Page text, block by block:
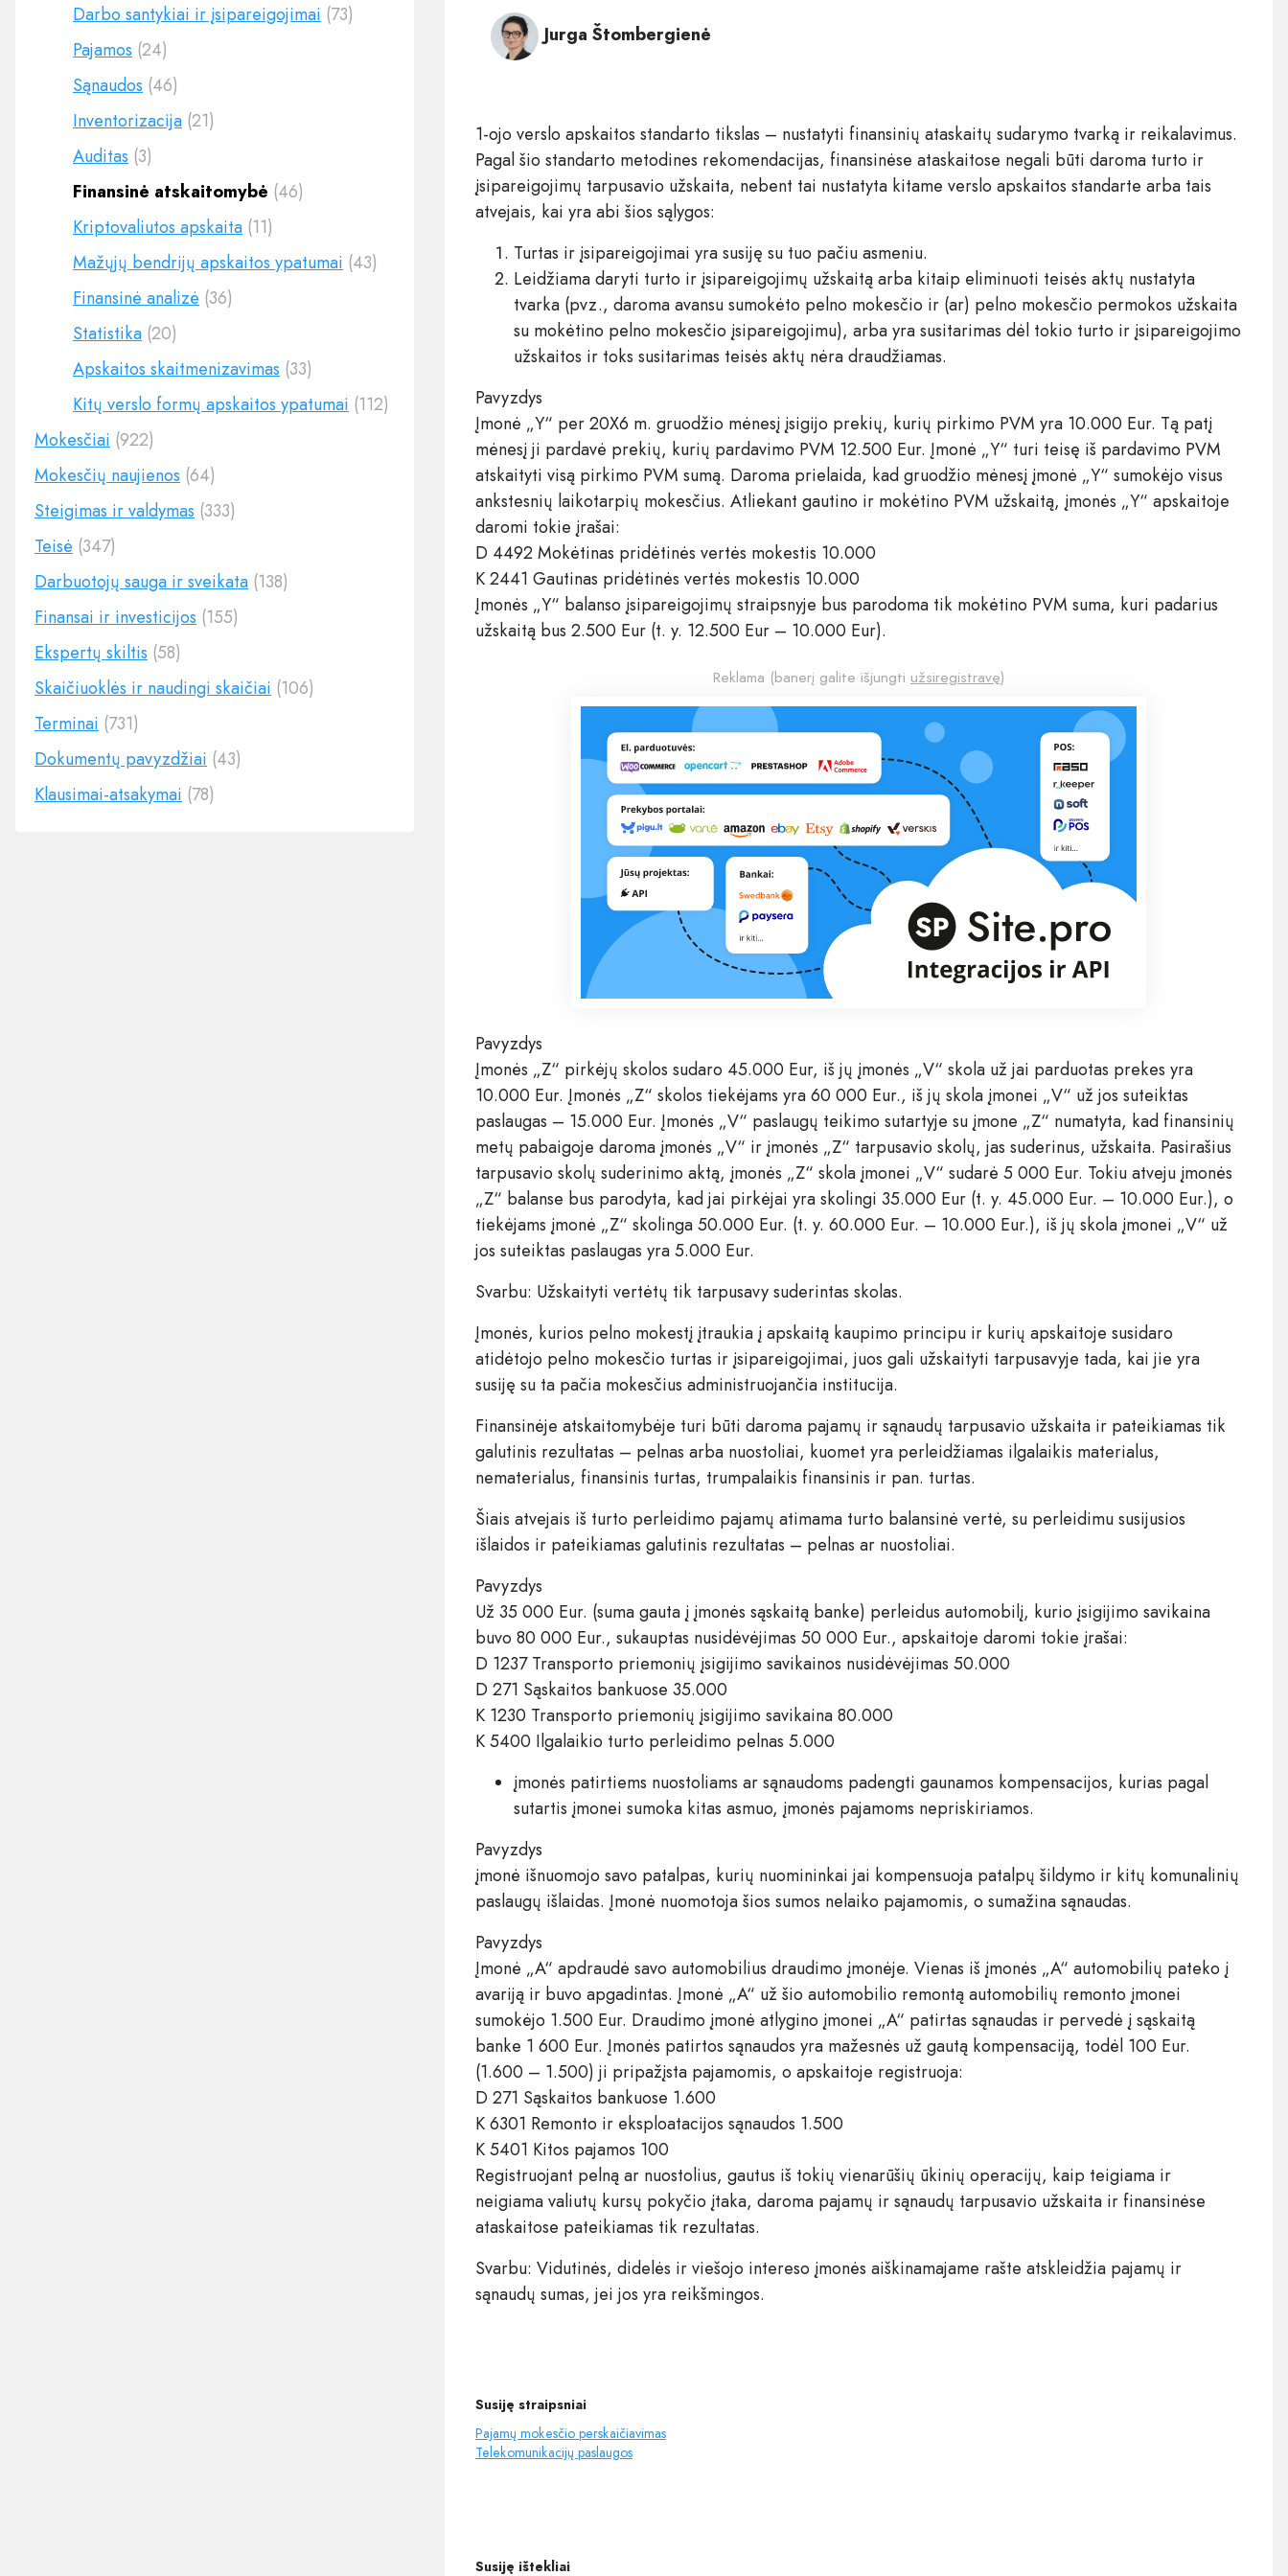
Darbo santykiai ir įsipareigojimai (73)
Pajamos (24)
Sąnaudos (46)
Inventorizacija (21)
Auditas (3)
Finansinė atskaitomybė (46)
Kriptovaliutos apskaita (11)
Mažųjų bendrijų apskaitos ypatumai (43)
Finansinė analizė (36)
Statistika (20)
Apskaitos skaitmenizavimas (33)
Kitų verslo formų apskaitos ypatumai (112)
Mokesčiai (922)
Mokesčių naujienos (64)
Steigimas ir valdymas (333)
Teisė (347)
Darbuotojų sauga ir sveikata (138)
Finansai ir investicijos (155)
Ekspertų skiltis (58)
Skaičiuoklės ir naudingi skaičiai (106)
Terminai (731)
Dokumentų pavyzdžiai (43)
Klausimai-atsakymai (78)
Jurga Štombergienė
1-ojo verslo apskaitos standarto tikslas – nustatyti finansinių ataskaitų sudarymo tvarką ir reikalavimus.
Pagal šio standarto metodines rekomendacijas, finansinėse ataskaitose negali būti daroma turto ir
įsipareigojimų tarpusavio užskaita, nebent tai nustatyta kitame verslo apskaitos standarte arba tais
atvejais, kai yra abi šios sąlygos:
Turtas ir įsipareigojimai yra susiję su tuo pačiu asmeniu.
Leidžiama daryti turto ir įsipareigojimų užskaitą arba kitaip eliminuoti teisės aktų nustatyta
tvarka (pvz., daroma avansu sumokėto pelno mokesčio ir (ar) pelno mokesčio permokos užskaita
su mokėtino pelno mokesčio įsipareigojimu), arba yra susitarimas dėl tokio turto ir įsipareigojimo
užskaitos ir toks susitarimas teisės aktų nėra draudžiamas.
Pavyzdys
Įmonė „Y“ per 20X6 m. gruodžio mėnesį įsigijo prekių, kurių pirkimo PVM yra 10.000 Eur. Tą patį
mėnesį ji pardavė prekių, kurių pardavimo PVM 12.500 Eur. Įmonė „Y“ turi teisę iš pardavimo PVM
atskaityti visą pirkimo PVM sumą. Daroma prielaida, kad gruodžio mėnesį įmonė „Y“ sumokėjo visus
ankstesnių laikotarpių mokesčius. Atliekant gautino ir mokėtino PVM užskaitą, įmonės „Y“ apskaitoje
daromi tokie įrašai:
D 4492 Mokėtinas pridėtinės vertės mokestis 10.000
K 2441 Gautinas pridėtinės vertės mokestis 10.000
Įmonės „Y“ balanso įsipareigojimų straipsnyje bus parodoma tik mokėtino PVM suma, kuri padarius
užskaitą bus 2.500 Eur (t. y. 12.500 Eur – 10.000 Eur).
Reklama (banerį galite išjungti užsiregistravę)
Pavyzdys
Įmonės „Z“ pirkėjų skolos sudaro 45.000 Eur, iš jų įmonės „V“ skola už jai parduotas prekes yra
10.000 Eur. Įmonės „Z“ skolos tiekėjams yra 60 000 Eur., iš jų skola įmonei „V“ už jos suteiktas
paslaugas – 15.000 Eur. Įmonės „V“ paslaugų teikimo sutartyje su įmone „Z“ numatyta, kad finansinių
metų pabaigoje daroma įmonės „V“ ir įmonės „Z“ tarpusavio skolų, jas suderinus, užskaita. Pasirašius
tarpusavio skolų suderinimo aktą, įmonės „Z“ skola įmonei „V“ sudarė 5 000 Eur. Tokiu atveju įmonės
„Z“ balanse bus parodyta, kad jai pirkėjai yra skolingi 35.000 Eur (t. y. 45.000 Eur. – 10.000 Eur.), o
tiekėjams įmonė „Z“ skolinga 50.000 Eur. (t. y. 60.000 Eur. – 10.000 Eur.), iš jų skola įmonei „V“ už
jos suteiktas paslaugas yra 5.000 Eur.
Svarbu: Užskaityti vertėtų tik tarpusavy suderintas skolas.
Įmonės, kurios pelno mokestį įtraukia į apskaitą kaupimo principu ir kurių apskaitoje susidaro
atidėtojo pelno mokesčio turtas ir įsipareigojimai, juos gali užskaityti tarpusavyje tada, kai jie yra
susiję su ta pačia mokesčius administruojančia institucija.
Finansinėje atskaitomybėje turi būti daroma pajamų ir sąnaudų tarpusavio užskaita ir pateikiamas tik
galutinis rezultatas – pelnas arba nuostoliai, kuomet yra perleidžiamas ilgalaikis materialus,
nematerialus, finansinis turtas, trumpalaikis finansinis ir pan. turtas.
Šiais atvejais iš turto perleidimo pajamų atimama turto balansinė vertė, su perleidimu susijusios
išlaidos ir pateikiamas galutinis rezultatas – pelnas ar nuostoliai.
Pavyzdys
Už 35 000 Eur. (suma gauta į įmonės sąskaitą banke) perleidus automobilį, kurio įsigijimo savikaina
buvo 80 000 Eur., sukauptas nusidėvėjimas 50 000 Eur., apskaitoje daromi tokie įrašai:
D 1237 Transporto priemonių įsigijimo savikainos nusidėvėjimas 50.000
D 271 Sąskaitos bankuose 35.000
K 1230 Transporto priemonių įsigijimo savikaina 80.000
K 5400 Ilgalaikio turto perleidimo pelnas 5.000
įmonės patirtiems nuostoliams ar sąnaudoms padengti gaunamos kompensacijos, kurias pagal
sutartis įmonei sumoka kitas asmuo, įmonės pajamoms nepriskiriamos.
Pavyzdys
įmonė išnuomojo savo patalpas, kurių nuomininkai jai kompensuoja patalpų šildymo ir kitų komunalinių
paslaugų išlaidas. Įmonė nuomotoja šios sumos nelaiko pajamomis, o sumažina sąnaudas.
Pavyzdys
Įmonė „A“ apdraudė savo automobilius draudimo įmonėje. Vienas iš įmonės „A“ automobilių pateko į
avariją ir buvo apgadintas. Įmonė „A“ už šio automobilio remontą automobilių remonto įmonei
sumokėjo 1.500 Eur. Draudimo įmonė atlygino įmonei „A“ patirtas sąnaudas ir pervedė į sąskaitą
banke 1 600 Eur. Įmonės patirtos sąnaudos yra mažesnės už gautą kompensaciją, todėl 100 Eur.
(1.600 – 1.500) ji pripažįsta pajamomis, o apskaitoje registruoja:
D 271 Sąskaitos bankuose 1.600
K 6301 Remonto ir eksploatacijos sąnaudos 1.500
K 5401 Kitos pajamos 100
Registruojant pelną ar nuostolius, gautus iš tokių vienarūšių ūkinių operacijų, kaip teigiama ir
neigiama valiutų kursų pokyčio įtaka, daroma pajamų ir sąnaudų tarpusavio užskaita ir finansinėse
ataskaitose pateikiamas tik rezultatas.
Svarbu: Vidutinės, didelės ir viešojo intereso įmonės aiškinamajame rašte atskleidžia pajamų ir
sąnaudų sumas, jei jos yra reikšmingos.
Susiję straipsniai
Pajamų mokesčio perskaičiavimas
Telekomunikacijų paslaugos
Susiję ištekliai